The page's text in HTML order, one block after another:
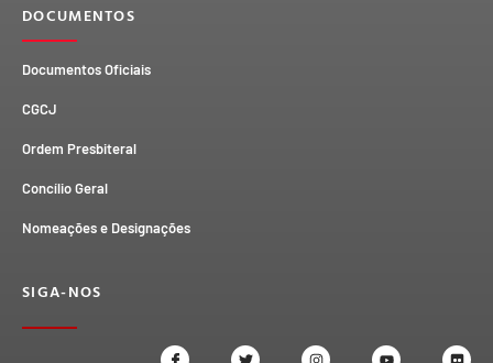
DOCUMENTOS
Documentos Oficiais
CGCJ
Ordem Presbiteral
Concílio Geral
Nomeações e Designações
SIGA-NOS